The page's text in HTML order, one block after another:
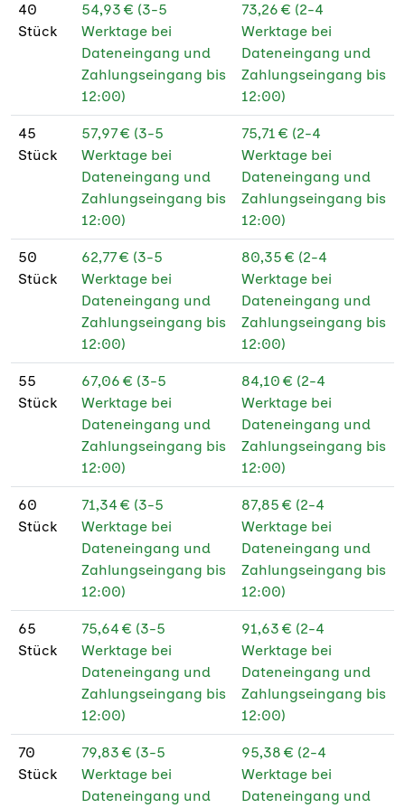
40
Stück
54,93 € (3-5
Werktage bei
Dateneingang und
Zahlungseingang bis
12:00)
73,26 € (2-4
Werktage bei
Dateneingang und
Zahlungseingang bis
12:00)
45
Stück
57,97 € (3-5
Werktage bei
Dateneingang und
Zahlungseingang bis
12:00)
75,71 € (2-4
Werktage bei
Dateneingang und
Zahlungseingang bis
12:00)
50
Stück
62,77 € (3-5
Werktage bei
Dateneingang und
Zahlungseingang bis
12:00)
80,35 € (2-4
Werktage bei
Dateneingang und
Zahlungseingang bis
12:00)
55
Stück
67,06 € (3-5
Werktage bei
Dateneingang und
Zahlungseingang bis
12:00)
84,10 € (2-4
Werktage bei
Dateneingang und
Zahlungseingang bis
12:00)
60
Stück
71,34 € (3-5
Werktage bei
Dateneingang und
Zahlungseingang bis
12:00)
87,85 € (2-4
Werktage bei
Dateneingang und
Zahlungseingang bis
12:00)
65
Stück
75,64 € (3-5
Werktage bei
Dateneingang und
Zahlungseingang bis
12:00)
91,63 € (2-4
Werktage bei
Dateneingang und
Zahlungseingang bis
12:00)
70
Stück
79,83 € (3-5
Werktage bei
Dateneingang und
95,38 € (2-4
Werktage bei
Dateneingang und